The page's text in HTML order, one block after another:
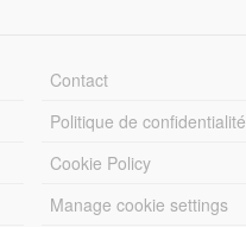
Contact
Politique de confidentialité
Cookie Policy
Manage cookie settings